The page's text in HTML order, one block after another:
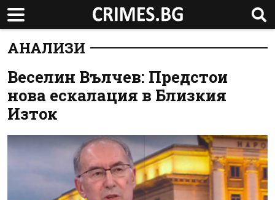
АНАЛИЗИ
Веселин Вълчев: Предстои
нова ескалация в Близкия
Изток